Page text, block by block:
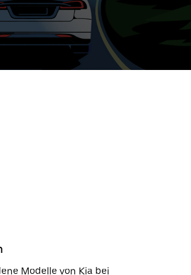
Modelle von Kia bei